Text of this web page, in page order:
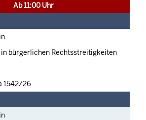
Ab 11:00 Uhr
in bürgerlichen Rechtsstreitigkeiten
1542/26